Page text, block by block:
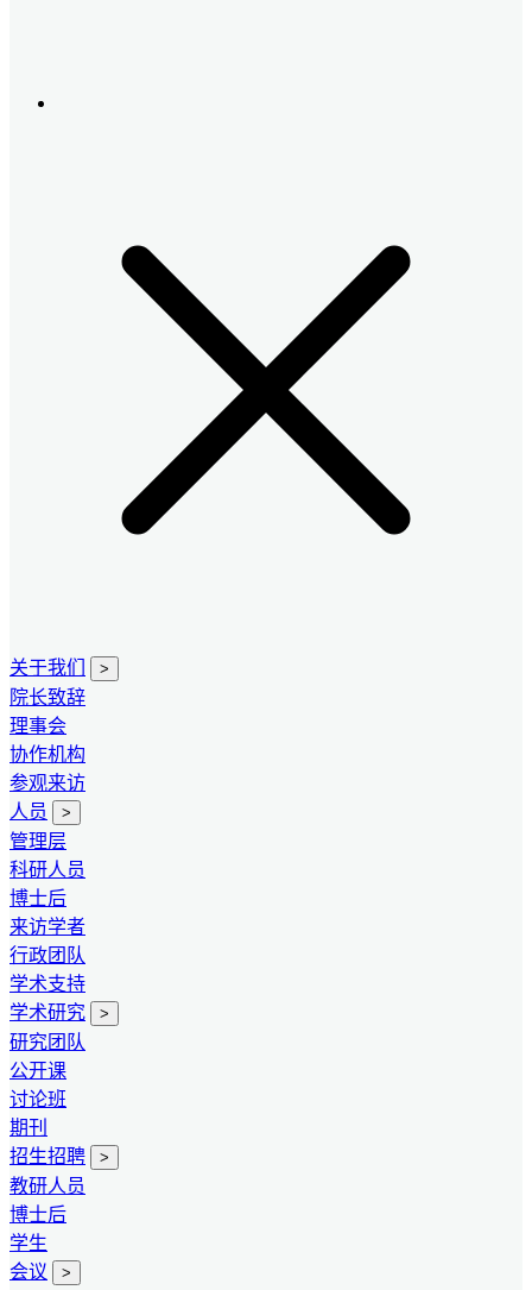
关于我们 >
院长致辞
理事会
协作机构
参观来访
人员
>
管理层
科研人员
博士后
来访学者
行政团队
学术支持
学术研究
>
研究团队
公开课
讨论班
期刊
招生招聘
>
教研人员
博士后
学生
会议
>